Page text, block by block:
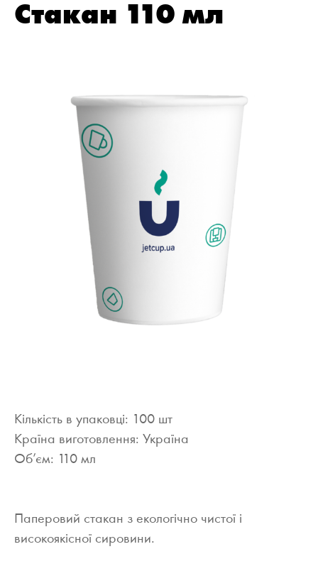
Стакан 110 мл
Кількість в упаковці: 100 шт
Країна виготовлення: Україна
Об’єм: 110 мл
Паперовий стакан з екологічно чистої і
високоякісної сировини.